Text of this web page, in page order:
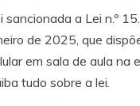
sancionada a Lei n.º
de 2025, que
em sala de aula na
tudo sobre a lei.